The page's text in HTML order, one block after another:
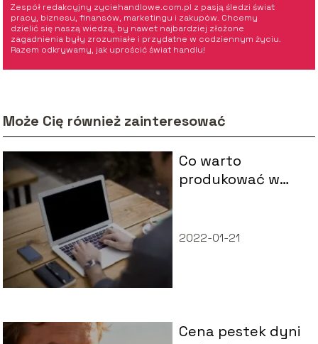
Zespół redakcyjny zyciehandlowe.com.pl z pasją śledzi świat
pracy, biznesu, finansów, marketingu i zakupów. Chcemy
dzielić się naszą wiedzą, by nawet najbardziej złożone
zagadnienia były zrozumiałe i przydatne w codziennym życiu.
Razem odkrywamy, jak uprościć świat handlu!
Może Cię również zainteresować
Co warto
produkować w
2022-01-21
Cena pestek dyni